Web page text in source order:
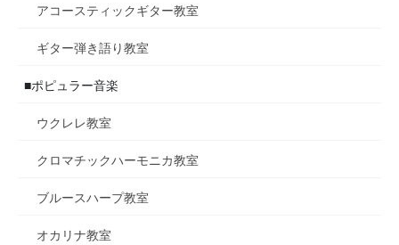
アコースティックギター教室
ギター弾き語り教室
■ポピュラー音楽
ウクレレ教室
クロマチックハーモニカ教室
ブルースハープ教室
オカリナ教室